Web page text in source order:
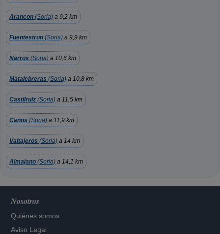
Arancon (Soria) a 9,2 km
Fuentestrun (Soria) a 9,9 km
Narros (Soria) a 10,6 km
Matalebreras (Soria) a 10,8 km
Castilruiz (Soria) a 11,5 km
Canos (Soria) a 11,9 km
Valtajeros (Soria) a 14 km
Almajano (Soria) a 14,1 km
Nosotros
Quiénes somos
Aviso Legal